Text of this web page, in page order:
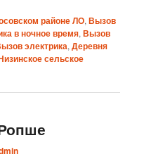
районе ЛО,Вызов
в ночное время,Вызов
электрика,Деревня
сельское